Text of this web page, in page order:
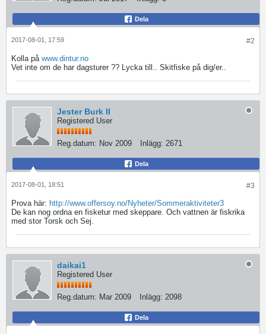
Dela
#2
2017-08-01, 17:59
Kolla på www.dintur.no
Vet inte om de har dagsturer ?? Lycka till.. Skitfiske på dig/er..
Jester Burk II
Registered User
Reg.datum: Nov 2009 Inlägg: 2671
Dela
#3
2017-08-01, 18:51
Prova här: http://www.offersoy.no/Nyheter/Sommeraktiviteter3
De kan nog ordna en fisketur med skeppare. Och vattnen är fiskrika
med stor Torsk och Sej.
daikai1
Registered User
Reg.datum: Mar 2009 Inlägg: 2098
Dela